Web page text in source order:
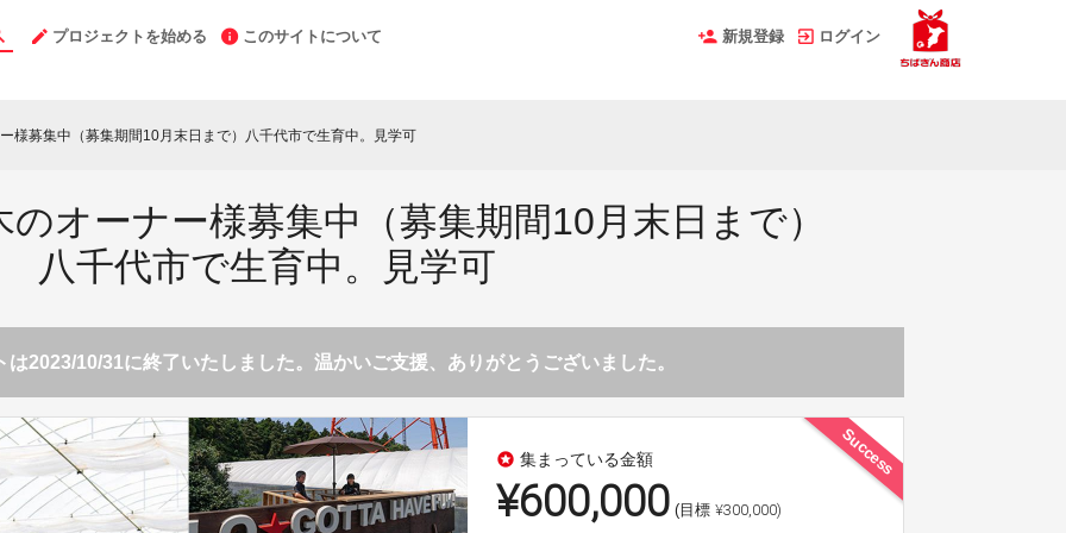
プロジェクトを始める このサイトについて 新規登録 ログイン
様募集中（募集期間10月末日まで）八千代市で生育中。見学可
オーナー様募集中（募集期間10月末日まで）
八千代市で生育中。見学可
は2023/10/31に終了いたしました。温かいご支援、ありがとうございました。
Success
stars 集まっている金額
¥600,000 (目標 ¥300,000)